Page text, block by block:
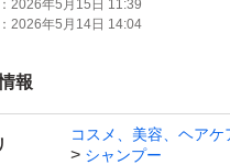
2026年5月15日 11:39
2026年5月14日 14:04
報
コスメ、美容、ヘアケ
シャンプー